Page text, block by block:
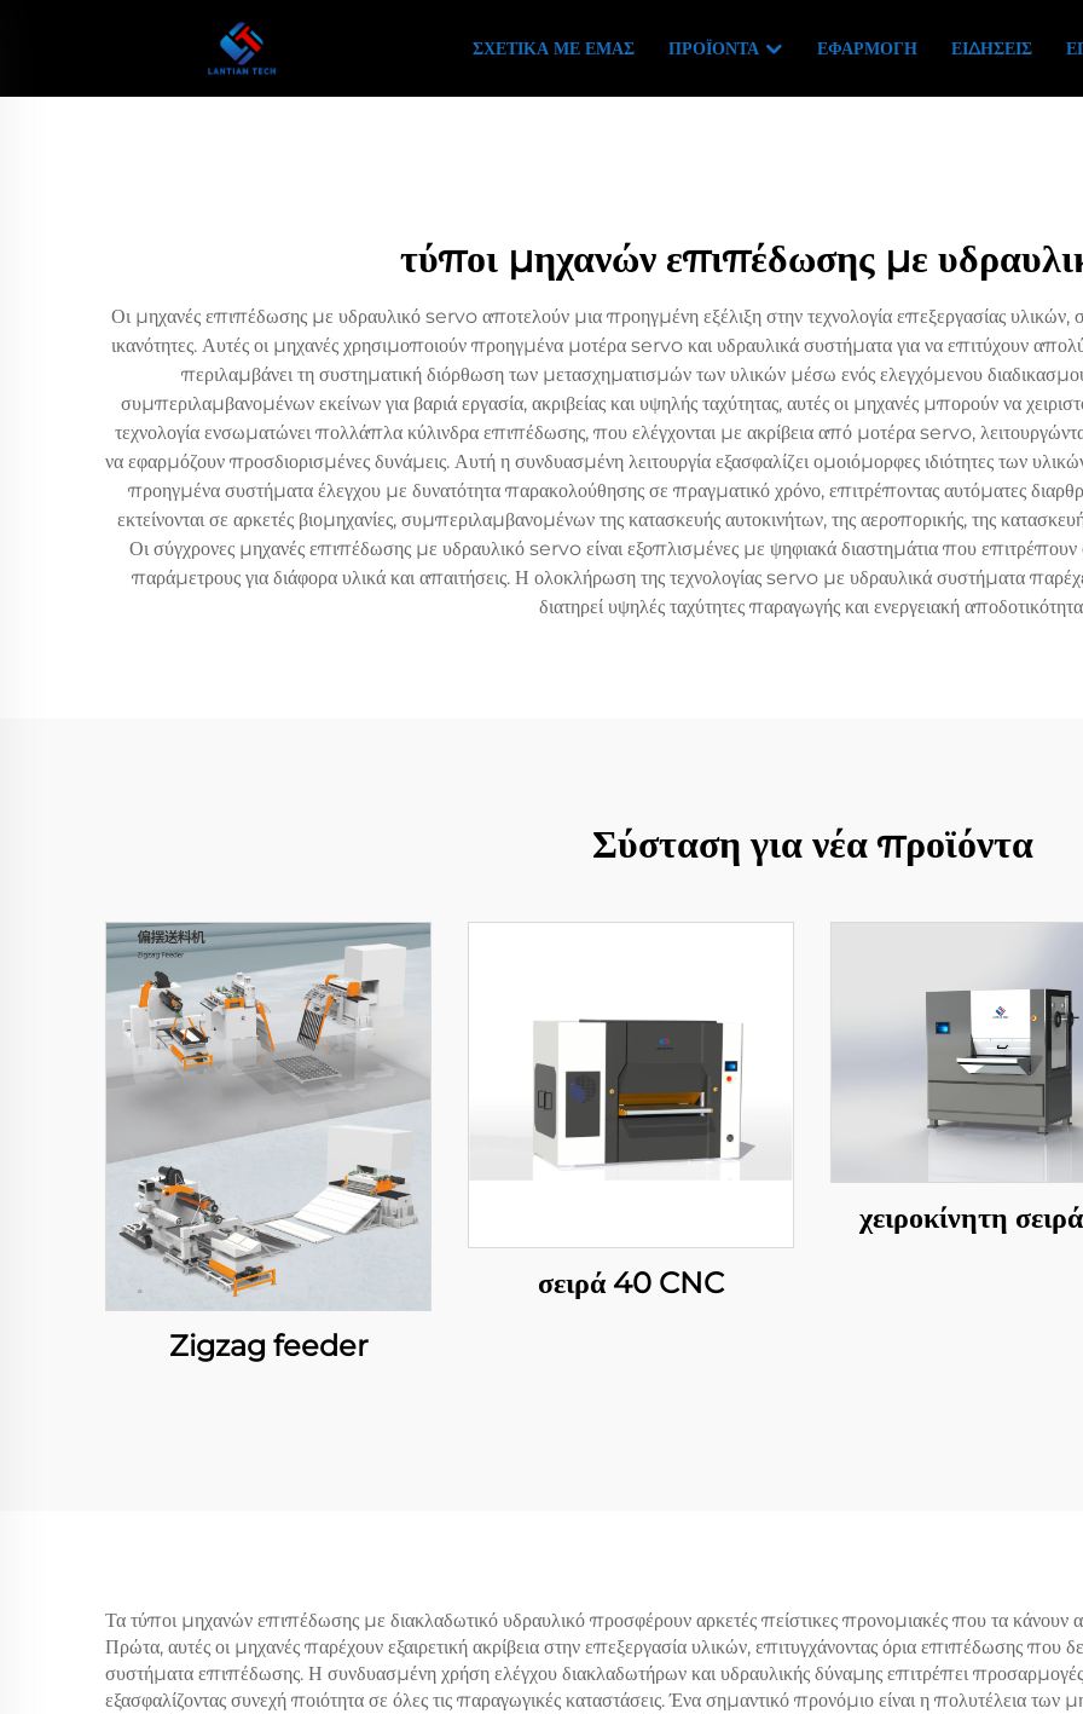
ΣΧΕΤΙΚΆ ΜΕ ΕΜΆΣ ΠΡΟΪΌΝΤΑ ΕΦΑΡΜΟΓΉ ΕΙΔΉΣΕΙΣ
τύποι μηχανών επιπέδωσης με
Οι μηχανές επιπέδωσης με υδραυλικό servo αποτελούν μια προηγμένη εξέλιξη στην τεχνολογία επεξεργασίας υλικών,
ικανότητες. Αυτές οι μηχανές χρησιμοποιούν προηγμένα μοτέρα servo και υδραυλικά συστήματα για να επιτύχουν
περιλαμβάνει τη συστηματική διόρθωση των μετασχηματισμών των υλικών μέσω ενός ελεγχόμενου
συμπεριλαμβανομένων εκείνων για βαριά εργασία, ακριβείας και υψηλής ταχύτητας, αυτές οι μηχανές μπορούν να
τεχνολογία ενσωματώνει πολλάπλα κύλινδρα επιπέδωσης, που ελέγχονται με ακρίβεια από μοτέρα servo,
να εφαρμόζουν προσδιορισμένες δυνάμεις. Αυτή η συνδυασμένη λειτουργία εξασφαλίζει ομοιόμορφες ιδιότητες των
προηγμένα συστήματα έλεγχου με δυνατότητα παρακολούθησης σε πραγματικό χρόνο, επιτρέποντας αυτόματες
εκτείνονται σε αρκετές βιομηχανίες, συμπεριλαμβανομένων της κατασκευής αυτοκινήτων, της αεροπορικής, της
Οι σύγχρονες μηχανές επιπέδωσης με υδραυλικό servo είναι εξοπλισμένες με ψηφιακά διαστημάτια που επιτρέπουν
παράμετρους για διάφορα υλικά και απαιτήσεις. Η ολοκλήρωση της τεχνολογίας servo με υδραυλικά συστήματα
διατηρεί υψηλές ταχύτητες παραγωγής και ενεργειακή
Σύσταση για νέα προϊόντα
Zigzag feeder
σειρά 40 CNC
χειροκίνητη
Τα τύποι μηχανών επιπέδωσης με διακλαδωτικό υδραυλικό προσφέρουν αρκετές πείστικες προνομιακές που τα κάνουν
Πρώτα, αυτές οι μηχανές παρέχουν εξαιρετική ακρίβεια στην επεξεργασία υλικών, επιτυγχάνοντας όρια επιπέδωσης
συστήματα επιπέδωσης. Η συνδυασμένη χρήση ελέγχου διακλαδωτήρων και υδραυλικής δύναμης επιτρέπει προσαρμογές
εξασφαλίζοντας συνεχή ποιότητα σε όλες τις παραγωγικές καταστάσεις. Ένα σημαντικό προνόμιο είναι η πολυτέλεια των